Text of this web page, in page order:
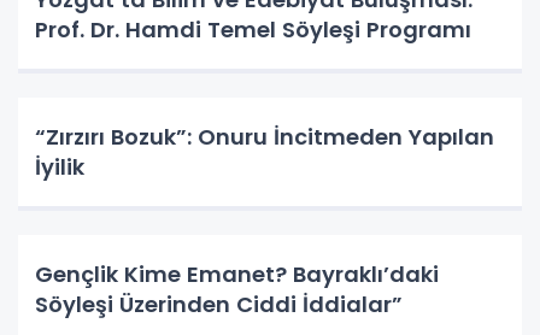
Prof. Dr. Hamdi Temel Söyleşi Programı
“Zırzırı Bozuk”: Onuru İncitmeden Yapılan
İyilik
Gençlik Kime Emanet? Bayraklı’daki
Söyleşi Üzerinden Ciddi İddialar”